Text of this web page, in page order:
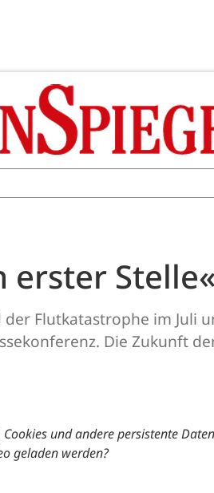
erster Stelle«
Flutkatastrophe im Juli
Die Zukunft
und andere persistente
geladen werden?